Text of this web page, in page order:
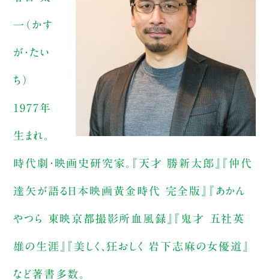
一（かす
が・たい
ち）
1977年
生まれ。
時代劇・映画史研究家。『天才 勝新太郎』『仲代
達矢が語る日本映画黄金時代 完全版』『あかん
やつら 東映京都撮影所血風録』『鬼才 五社英
雄の生涯』『美しく、狂おしく 岩下志麻の女優道』
など著書多数。